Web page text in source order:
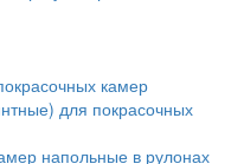
камер
для покрасочных
напольные в рулонах